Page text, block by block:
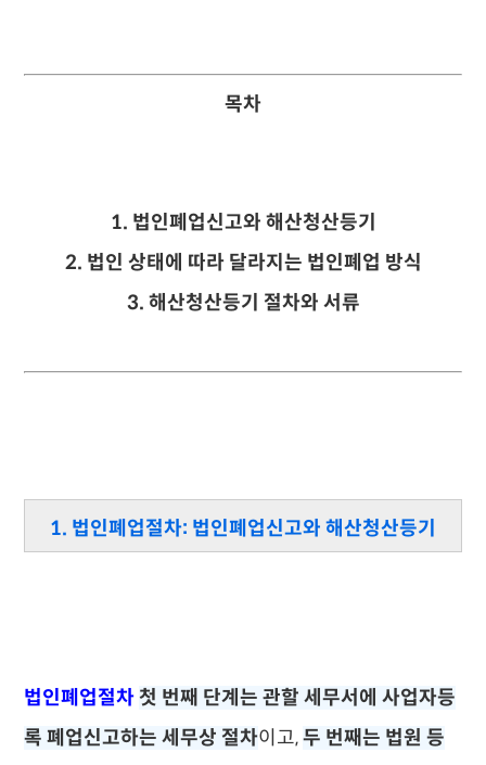
목차
1. 법인폐업신고와 해산청산등기
2. 법인 상태에 따라 달라지는 법인폐업 방식
3. 해산청산등기 절차와 서류
1. 법인폐업절차: 법인폐업신고와 해산청산등기
법인폐업절차첫 번째 단계는 관할 세무서에 사업자등
록 폐업신고하는 세무상 절차이고,두 번째는 법원 등